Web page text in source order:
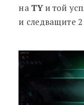
на TYи той
и следващите